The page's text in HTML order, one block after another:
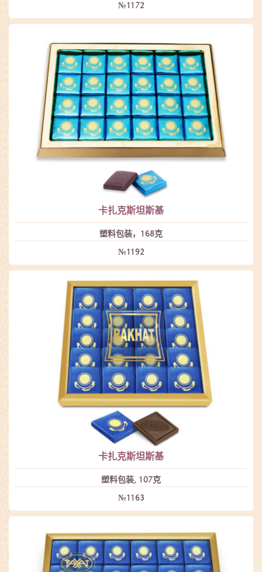
№1172
卡扎克斯坦斯基
塑料包装，168克
№1192
卡扎克斯坦斯基
塑料包装, 107克
№1163